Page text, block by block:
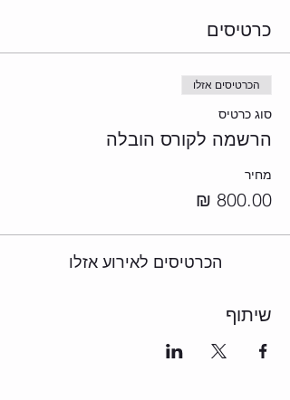
כרטיסים
הכרטיסים אזלו
סוג כרטיס
הרשמה לקורס הובלה
מחיר
הכרטיסים לאירוע אזלו
שיתוף